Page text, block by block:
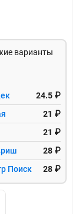
варианты
24.5 ₽
21 ₽
21 ₽
28 ₽
Поиск
28 ₽